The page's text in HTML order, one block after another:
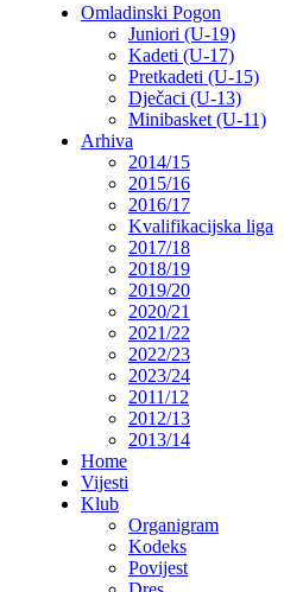
Omladinski Pogon
Juniori (U-19)
Kadeti (U-17)
Pretkadeti (U-15)
Dječaci (U-13)
Minibasket (U-11)
Arhiva
2014/15
2015/16
2016/17
Kvalifikacijska liga
2017/18
2018/19
2019/20
2020/21
2021/22
2022/23
2023/24
2011/12
2012/13
2013/14
Home
Vijesti
Klub
Organigram
Kodeks
Povijest